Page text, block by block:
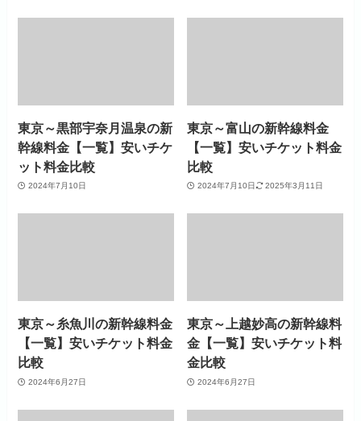
東京～黒部宇奈月温泉の新
幹線料金【一覧】安いチケ
ット料金比較
2024年7月10日
東京～富山の新幹線料金
【一覧】安いチケット料金
比較
2024年7月10日 2025年3月11日
東京～糸魚川の新幹線料金
【一覧】安いチケット料金
比較
2024年6月27日
東京～上越妙高の新幹線料
金【一覧】安いチケット料
金比較
2024年6月27日